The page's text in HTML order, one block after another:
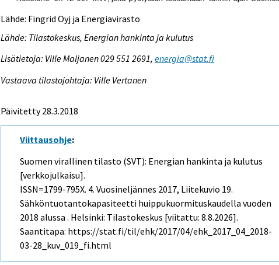
Lähde: Fingrid Oyj ja Energiavirasto
Lähde: Tilastokeskus, Energian hankinta ja kulutus
Lisätietoja: Ville Maljanen 029 551 2691,energia@stat.fi
Vastaava tilastojohtaja: Ville Vertanen
Päivitetty 28.3.2018
Viittausohje:
Suomen virallinen tilasto (SVT): Energian hankinta ja kulutus
[verkkojulkaisu].
ISSN=1799-795X. 4. Vuosineljännes 2017, Liitekuvio 19.
Sähköntuotantokapasiteetti huippukuormituskaudella vuoden
2018 alussa . Helsinki: Tilastokeskus [viitattu: 8.8.2026].
Saantitapa: https://stat.fi/til/ehk/2017/04/ehk_2017_04_2018-
03-28_kuv_019_fi.html